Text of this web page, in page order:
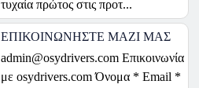
τυχαία πρώτος στις προτ...
ΕΠΙΚΟΙΝΩΝΗΣΤΕ ΜΑΖΙ ΜΑΣ
admin@osydrivers.com Επικοινωνία
με osydrivers.com Όνομα * Email *